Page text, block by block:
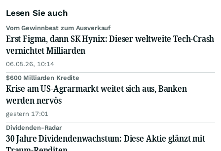
Lesen Sie auch
Vom Gewinnbeat zum Ausverkauf
Erst Figma, dann SK Hynix: Dieser weltweite Tech-Crash
vernichtet Milliarden
06.08.26, 10:14
$600 Milliarden Kredite
Krise am US-Agrarmarkt weitet sich aus, Banken
werden nervös
gestern 17:01
Dividenden-Radar
30 Jahre Dividendenwachstum: Diese Aktie glänzt mit